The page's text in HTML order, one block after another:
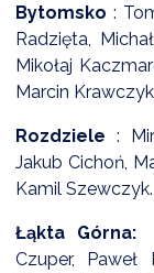
EWIDENCJA
Bytomsko :
Radzięta,
Mikołaj
Marcin
Rozdziele :
Jakub Cichoń,
Kamil Szewczyk.
Łąkta Górna:
Czuper, Paweł